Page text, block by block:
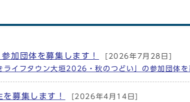
加団体を募集します！
[2026年7月28日]
イフタウン大垣2026・秋のつどい」の参加団体を
募集します！
[2026年4月14日]